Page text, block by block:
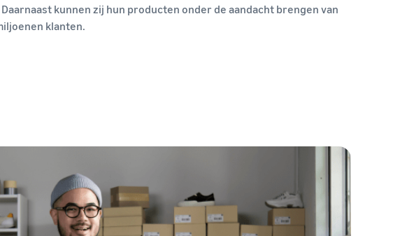
Daarnaast kunnen zij hun producten onder de aandacht brengen van
klanten.